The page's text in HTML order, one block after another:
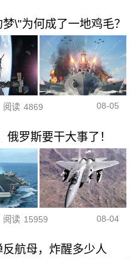
\"为何成了一地鸡毛？
阅读 4869 08-05
罗斯要干大事了！
阅读 15959 08-04
反航母，炸醒多少人